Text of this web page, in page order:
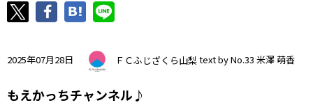
2025年07月28日 ＦＣふじざくら山梨text by No.33 米澤 萌香
もえかっちチャンネル♪